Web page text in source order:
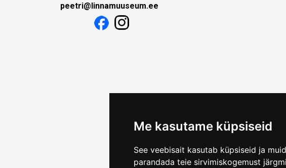
Me kasutame küpsiseid
See veebisait kasutab küpsiseid ja
parandada teie sirvimiskogemust
peetri@linnamuuseum.ee